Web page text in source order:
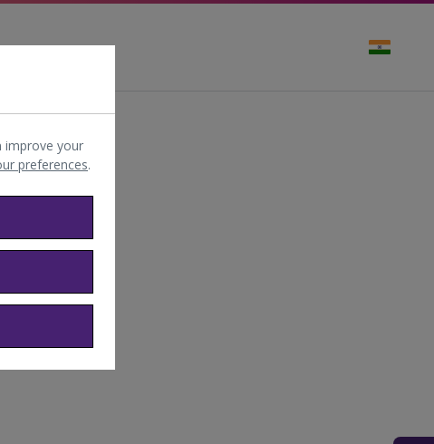
improve your
preferences.